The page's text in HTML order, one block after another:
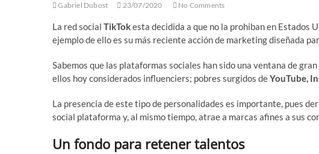
Gabriel Dubost 23/07/2020 No Comments
La red social TikTokesta decidida a que no la prohiban en Estados
ejemplo de ello es su más reciente acción de marketing diseñada
Sabemos que las plataformas sociales han sido una ventana de
ellos hoy considerados influenciers; pobres surgidos deYouTube,
La presencia de este tipo de personalidades es importante, pues
social plataforma y, al mismo tiempo, atrae a marcas afines a sus
Un fondo para retener talentos